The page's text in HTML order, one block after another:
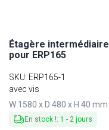
Étagère intermédiaire
pour ERP165
SKU: ERP165-1
avec vis
W 1580 x D 480 x H 40 mm
En stock !: 1 - 2 jours